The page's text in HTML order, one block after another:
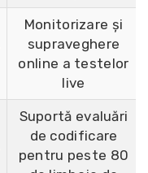
Monitorizare și
supraveghere
online a testelor
live
Suportă evaluări
de codificare
pentru peste 80